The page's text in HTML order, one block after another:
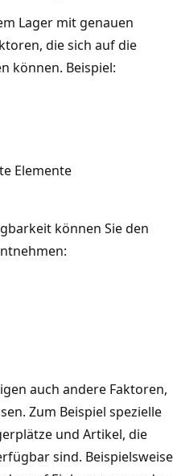
Lager mit genauen
die sich auf die
können. Beispiel:
Elemente
können Sie den
auch andere Faktoren,
Zum Beispiel spezielle
und Artikel, die
sind. Beispielsweise